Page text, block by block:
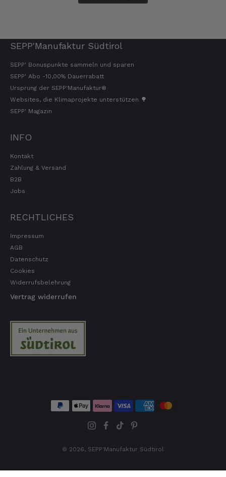
SEPP'Manufaktur Südtirol
SEPP' Bonuspunkte sammeln und sparen
SEPP' Abo -10,00% Dauerrabatt
Ursprung der SEPP'Manufaktur®
Websites, die Klimaprojekte unterstützen 🌳
SEPP' Magazin
INFO
Kontakt
Zahlung & Versand
B2B
Jobs
RECHTLICHES
Impressum
AGB
Datenschutz
Cookies
Widerrufsbelehrung
Vertrag widerrufen
© 2026, SEPP'Manufaktur Südtirol